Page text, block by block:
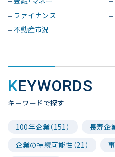
ファイナンス
不動産市況
KEYWORDS
キーワードで探す
100年企業（151）
長寿企
企業の持続可能性（21）